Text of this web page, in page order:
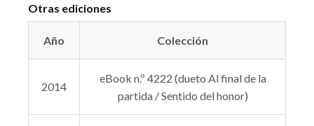
Otras ediciones
Año Colección
2014
eBook n.º 4222 (dueto Al final de la
partida / Sentido del honor)